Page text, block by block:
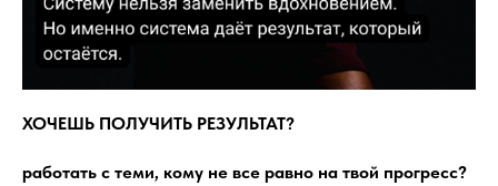
ХОЧЕШЬ ПОЛУЧИТЬ РЕЗУЛЬТАТ?
работать с теми, кому не все равно на твой прогресс?